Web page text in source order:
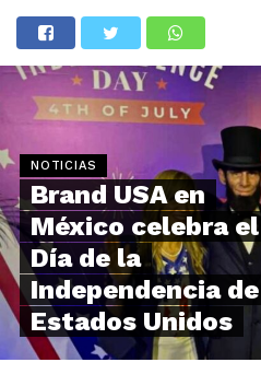
NOTICIAS
Brand USA en
México celebra el
Día de la
Independencia de
Estados Unidos